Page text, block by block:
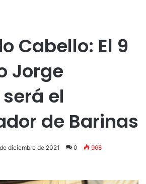
Cabello: El 9
Jorge
el
de Barinas
diciembre de 2021 0 968